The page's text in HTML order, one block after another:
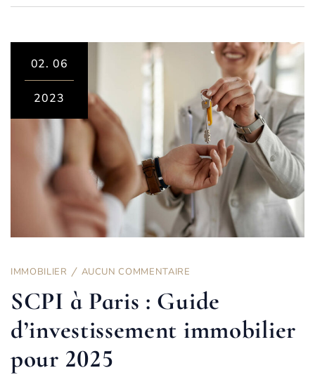
02. 06
2023
IMMOBILIER AUCUN COMMENTAIRE
SCPI à Paris : Guide
d’investissement immobilier
pour 2025